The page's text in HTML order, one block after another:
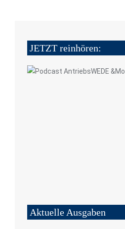
JETZT reinhören:
Aktuelle Ausgaben